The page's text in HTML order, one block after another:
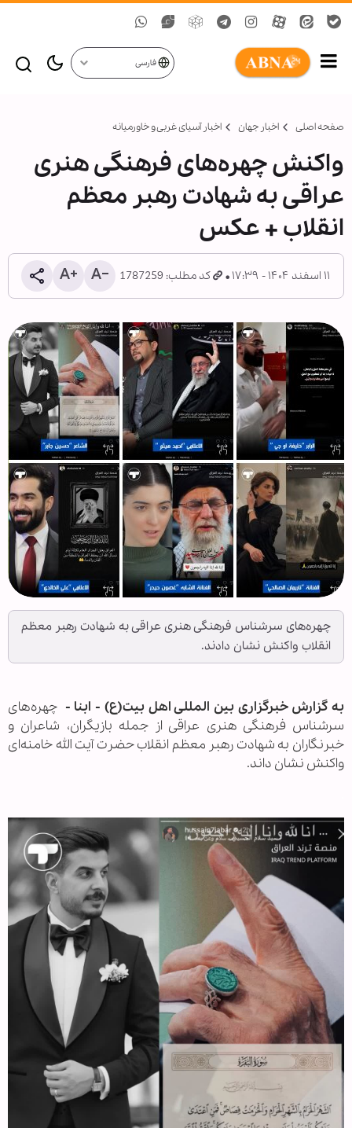
فارسی
صفحه اصلی اخبار جهان اخبار آسیای غربی و خاورمیانه
واکنش چهره‌های فرهنگی هنری
عراقی به شهادت رهبر معظم
انقلاب + عکس
۱۱ اسفند ۱۴۰۴ - ۱۷:۳۹ کد مطلب: 1787259
چهره‌های سرشناس فرهنگی هنری عراقی به شهادت رهبر معظم
انقلاب واکنش نشان دادند.
به گزارش خبرگزاری بین المللی اهل بیت(ع) - ابنا - چهره‌های
سرشناس فرهنگی هنری عراقی از جمله بازیگران، شاعران و
خبرنگاران به شهادت رهبر معظم انقلاب حضرت آیت الله خامنه‌ای
واکنش نشان داند.